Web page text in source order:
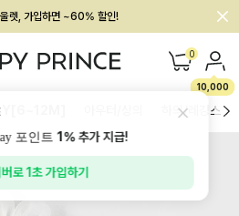
렛, 가입하면 ~60% 할인!
최대 28,000원 혜택 0
10,000
하의/레깅스
포인트1%추가 지급!
로 1초 가입하기